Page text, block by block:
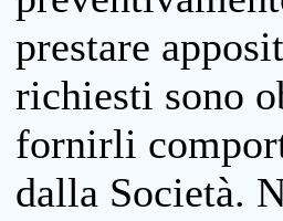
prestare
richiesti sono
fornirli
dalla Società.